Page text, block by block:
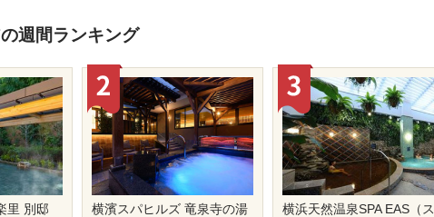
週間ランキング
里 別邸 横濱スパヒルズ 竜泉寺の湯
横浜天然温泉SPA EAS（ス